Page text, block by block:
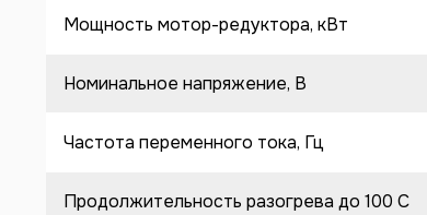
Мощность мотор-редуктора, кВт
Номинальное напряжение, В
Частота переменного тока, Гц
Продолжительность разогрева до 100 C